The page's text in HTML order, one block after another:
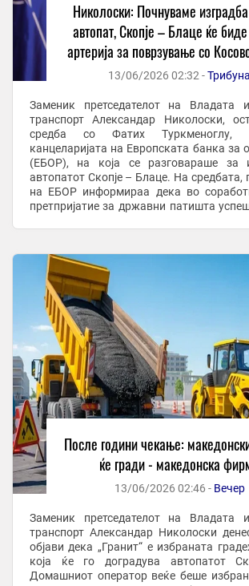
Николоски: Почнуваме
автопат, Скопје – Блаце ќе
артерија за поврзување со
Гора
13/06/2026 02:32 -Трибуна
Заменик претседателот на Владата
транспорт Александар Николоски,
средба со Фатих Туркменоглу,
канцеларијата на Европската банка за
(ЕБОР), на која се разговараше за
автопатот Скопје – Блаце. На средбата,
на ЕБОР информираа дека во
претпријатие за државни патишта
После години чекање:
ќе гради - македонска
13/06/2026 02:46 - Вечер
Заменик претседателот на Владата
транспорт Александар Николоски
објави дека „Гранит“ е избраната
која ќе го доградува автопатот
Домашниот оператор веќе беше